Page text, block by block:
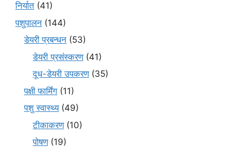
निर्यात (41)
पशुपालन (144)
डेयरी प्रबन्धन (53)
डेयरी प्रसंस्करण(41)
दूध-डेयरी उपकरण(35)
पक्षी फार्मिंग (11)
पशु स्वास्थ्य(49)
टीकाकरण(10)
पोषण(19)